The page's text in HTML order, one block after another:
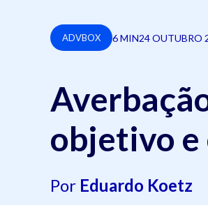
ADVBOX 6 MIN24 OUTUBRO
objetivo
Por Eduardo Koetz